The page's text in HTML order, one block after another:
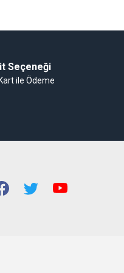
Seçeneği
ile Ödeme